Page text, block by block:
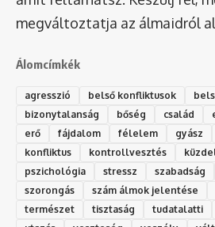
megváltoztatja az álmaidról
Álomcímkék
agresszió belső konfliktusok
bizonytalanság
bőség család
erő
fájdalom félelem gyász
konfliktus
kontrollvesztés
pszichológia
stressz szabadság
szorongás
szám álmok jelentése
természet
tisztaság tudatalatti